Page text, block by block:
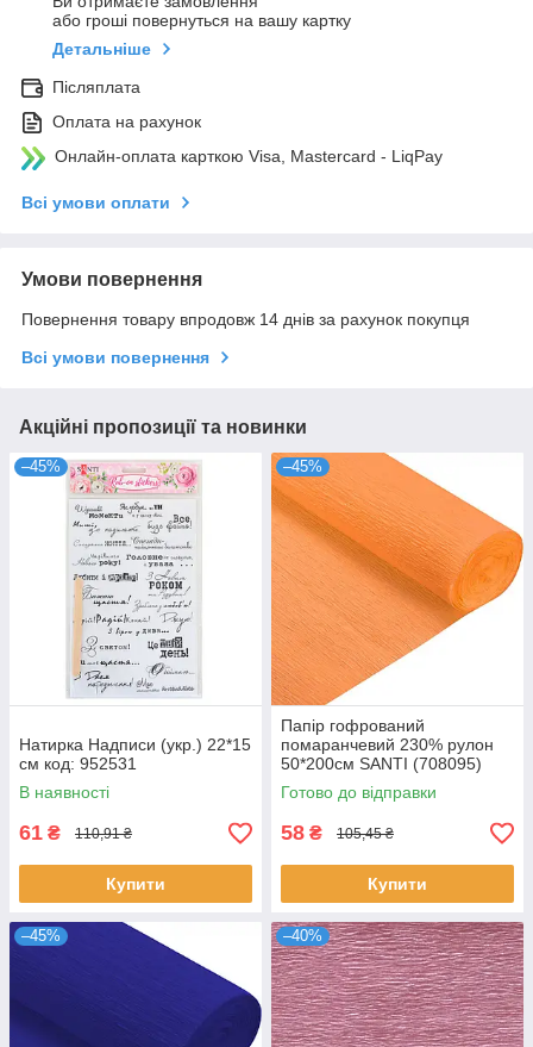
або гроші повернуться на вашу картку
Детальніше
Післяплата
Оплата на рахунок
Онлайн-оплата карткою Visa, Mastercard - LiqPay
Всі умови оплати
Умови повернення
Повернення товару впродовж 14 днів за рахунок покупця
Всі умови повернення
Акційні пропозиції та новинки
–45%
Натирка Надписи (укр.) 22*15
см код: 952531
В наявності
61 ₴ 110,91 ₴
Купити
–45%
Папір гофрований
помаранчевий 230% рулон
50*200см SANTI (708095)
Готово до відправки
58 ₴ 105,45 ₴
Купити
–45% –40%